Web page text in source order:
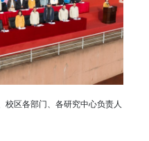
校区各部门、各研究中心负责人